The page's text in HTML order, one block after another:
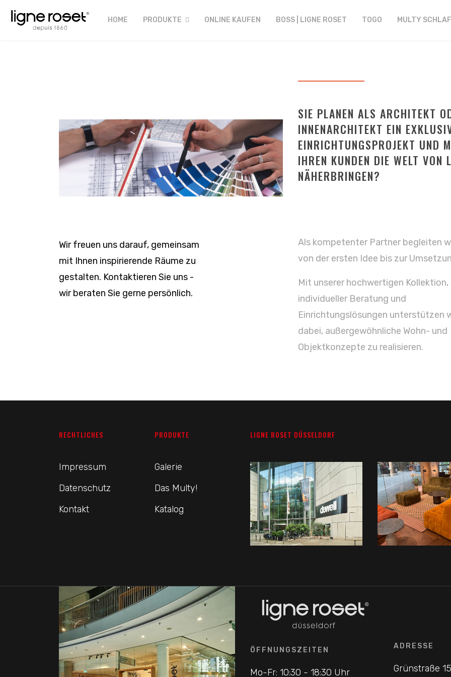
HOME PRODUKTE ONLINE KAUFEN BOSS | LIGNE ROSET TOGO MULTY
Wir freuen uns darauf, gemeinsam
mit Ihnen inspirierende Räume zu
gestalten. Kontaktieren Sie uns -
wir beraten Sie gerne persönlich.
SIE PLANEN ALS ARCHITEKT
INNENARCHITEKT EIN
EINRICHTUNGSPROJEKT UND
IHREN KUNDEN DIE WELT VON
NÄHERBRINGEN?
Als kompetenter Partner begleiten
von der ersten Idee bis zur
Mit unserer hochwertigen Kollektion,
individueller Beratung und
Einrichtungslösungen unterstützen
dabei, außergewöhnliche Wohn- und
Objektkonzepte zu realisieren.
RECHTLICHES
Impressum
Datenschutz
Kontakt
PRODUKTE
Galerie
Das Multy!
Katalog
LIGNE ROSET DÜSSELDORF
ÖFFNUNGSZEITEN
Mo-Fr: 10:30 - 18:30 Uhr
ADRESSE
Grünstraße 15